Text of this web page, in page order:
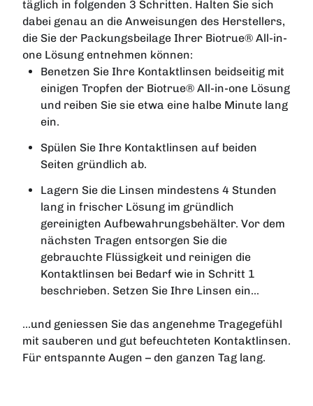
täglich in folgenden 3 Schritten. Halten Sie sich
dabei genau an die Anweisungen des Herstellers,
die Sie der Packungsbeilage Ihrer Biotrue® All-in-
one Lösung entnehmen können:
Benetzen Sie Ihre Kontaktlinsen beidseitig mit
einigen Tropfen der Biotrue® All-in-one Lösung
und reiben Sie sie etwa eine halbe Minute lang
ein.
Spülen Sie Ihre Kontaktlinsen auf beiden
Seiten gründlich ab.
Lagern Sie die Linsen mindestens 4 Stunden
lang in frischer Lösung im gründlich
gereinigten Aufbewahrungsbehälter. Vor dem
nächsten Tragen entsorgen Sie die
gebrauchte Flüssigkeit und reinigen die
Kontaktlinsen bei Bedarf wie in Schritt 1
beschrieben. Setzen Sie Ihre Linsen ein...
...und geniessen Sie das angenehme Tragegefühl
mit sauberen und gut befeuchteten Kontaktlinsen.
Für entspannte Augen – den ganzen Tag lang.